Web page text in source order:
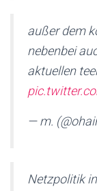
außer dem
nebenbei
aktuellen
— m.
Netzpolitik